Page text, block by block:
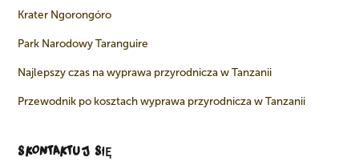
Krater Ngorongóro
Park Narodowy Taranguire
Najlepszy czas na wyprawa przyrodnicza w Tanzanii
Przewodnik po kosztach wyprawa przyrodnicza w Tanzanii
SKONTAKTUJ SIĘ